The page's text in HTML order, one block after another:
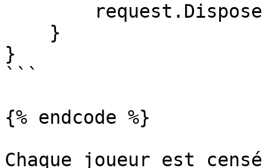
}
```
{% endcode %}
Chaque joueur est